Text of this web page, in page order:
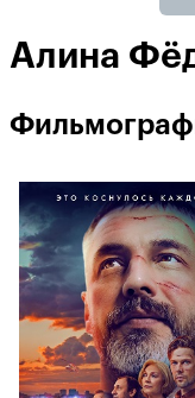
Алина